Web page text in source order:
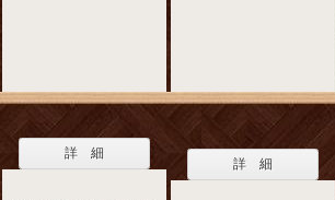
詳 細
詳 細